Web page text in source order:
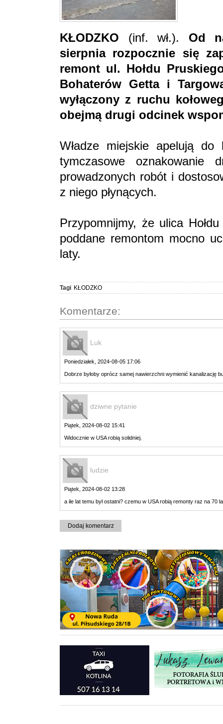
KŁODZKO (inf. wł.). Od
sierpnia rozpocznie się
remont ul. Hołdu
Bohaterów Getta i
wyłączony z ruchu
obejmą drugi odcinek
Władze miejskie apelują
tymczasowe oznakowanie
prowadzonych robót i
z niego płynących.
Przypomnijmy, że ulica
poddane remontom mocno
laty.
Tagi KŁODZKO
Komentarze:
Luk
Poniedziałek, 2024-08-05 17:06
Dobrze byłoby oprócz samej nawierzchni wymienić kanalizację
dziwne pytanie
Piątek, 2024-08-02 15:41
Widocznie w USA robią solidniej.
ludzie
Piątek, 2024-08-02 13:28
a ile lat temu był ostatni? czemu w USA robią remonty raz na 70
Dodaj komentarz